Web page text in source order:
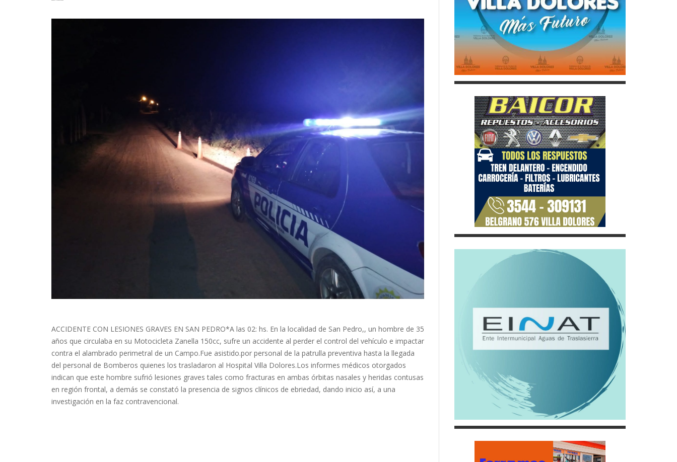
ACCIDENTE CON LESIONES GRAVES EN SAN PEDRO*A las 02: hs. En la localidad de San Pedro,, un hombre de 35
años que circulaba en su Motocicleta Zanella 150cc, sufre un accidente al perder el control del vehículo e impactar
contra el alambrado perimetral de un Campo.Fue asistido.por personal de la patrulla preventiva hasta la llegada
del personal de Bomberos quienes los trasladaron al Hospital Villa Dolores.Los informes médicos otorgados
indican que este hombre sufrió lesiones graves tales como fracturas en ambas órbitas nasales y heridas contusas
en región frontal, a demás se constató la presencia de signos clínicos de ebriedad, dando inicio así, a una
investigación en la faz contravencional.